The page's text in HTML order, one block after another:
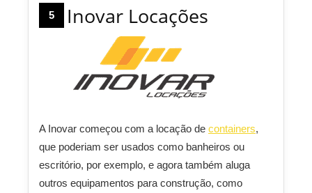
5 Inovar Locações
A Inovar começou com a locação de containers,
que poderiam ser usados como banheiros ou
escritório, por exemplo, e agora também aluga
outros equipamentos para construção, como